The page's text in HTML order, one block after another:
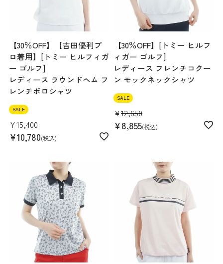
【30％OFF】【吉田優利プ
ロ着用】[トミー ヒルフィガ
ー ゴルフ]
レディース ラウンドヘム フ
レンチポロシャツ
SALE
¥15,400
¥10,780 税込
【30％OFF】[トミー ヒルフ
ィガー ゴルフ]
レディース フレンチコクー
ン モックネックシャツ
SALE
¥12,650
¥8,855 税込